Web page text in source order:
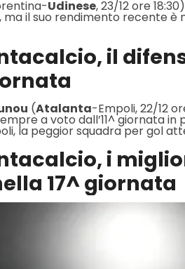
Udinese, 23/12 ore
ma il suo rendimento recente
il
(Atalanta-Empoli, 22/12
a voto dall’11^ giornata
la peggior squadra per gol
i
17^ giornata